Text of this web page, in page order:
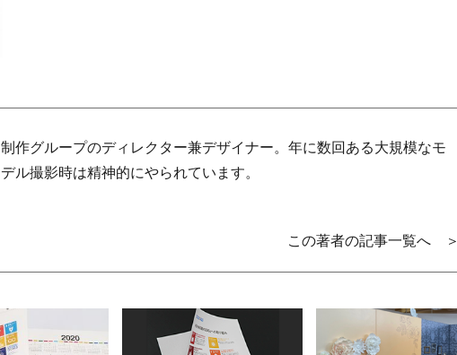
制作グループのディレクター兼デザイナー。年に数回ある大規模なモ
デル撮影時は精神的にやられています。
この著者の記事一覧へ ＞